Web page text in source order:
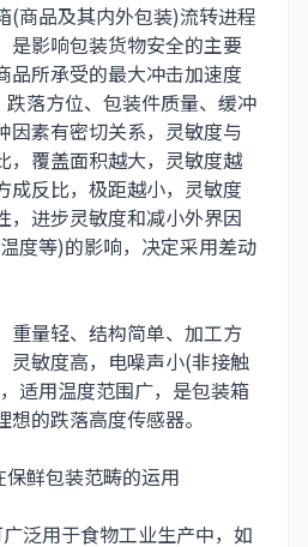
品及其内外包装)流转进程
是影响包装货物安全的主要
品所承受的最大冲击加速度
落方位、包装件质量、缓冲
因素有密切关系，灵敏度与
，覆盖面积越大，灵敏度越
成反比，极距越小，灵敏度
，进步灵敏度和减小外界因
度等)的影响，决定采用差动
量轻、结构简单、加工方
灵敏度高，电噪声小(非接触
适用温度范围广，是包装箱
的跌落高度传感器。
鲜包装范畴的运用
用于食物工业生产中，如